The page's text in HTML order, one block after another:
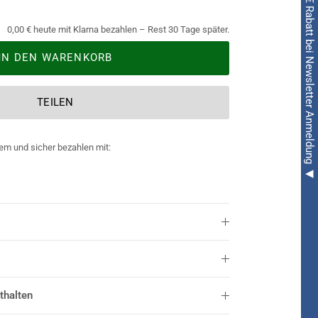
◀ 5€ Rabatt bei Newsletter Anmeldung ◀
0,00 € heute mit Klarna bezahlen – Rest 30 Tage später.
IN DEN WARENKORB
TEILEN
und sicher bezahlen mit: